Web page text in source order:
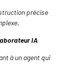
précise
IA
à un agent qui